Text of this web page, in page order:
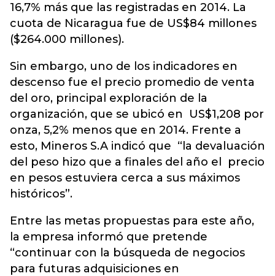
16,7% más que las registradas en 2014. La
cuota de Nicaragua fue de US$84 millones
($264.000 millones).
Sin embargo, uno de los indicadores en
descenso fue el precio promedio de venta
del oro, principal exploración de la
organización, que se ubicó en US$1,208 por
onza, 5,2% menos que en 2014. Frente a
esto, Mineros S.A indicó que “la devaluación
del peso hizo que a finales del año el precio
en pesos estuviera cerca a sus máximos
históricos”.
Entre las metas propuestas para este año,
la empresa informó que pretende
“continuar con la búsqueda de negocios
para futuras adquisiciones en